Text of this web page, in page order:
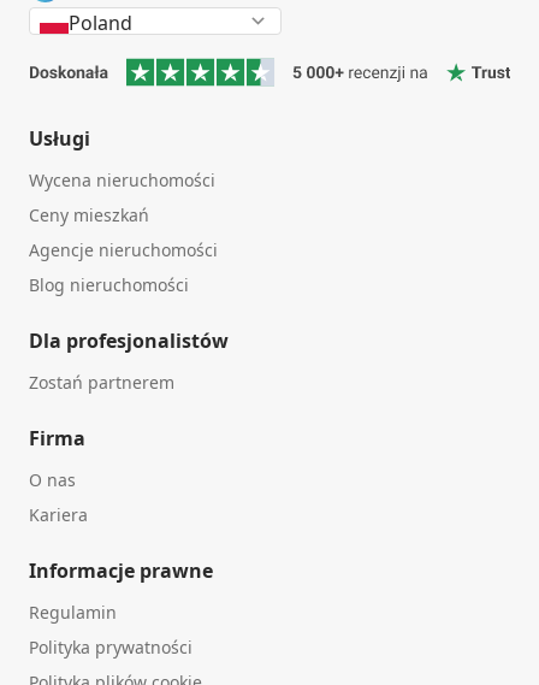
Poland
Usługi
Wycena nieruchomości
Ceny mieszkań
Agencje nieruchomości
Blog nieruchomości
Dla profesjonalistów
Zostań partnerem
Firma
O nas
Kariera
Informacje prawne
Regulamin
Polityka prywatności